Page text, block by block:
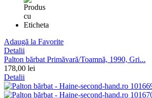
Adaugă la Favorite
Detalii
Palton bărbat Primăvară/Toamnă, 1990, Gri...
178,00 lei
Detalii